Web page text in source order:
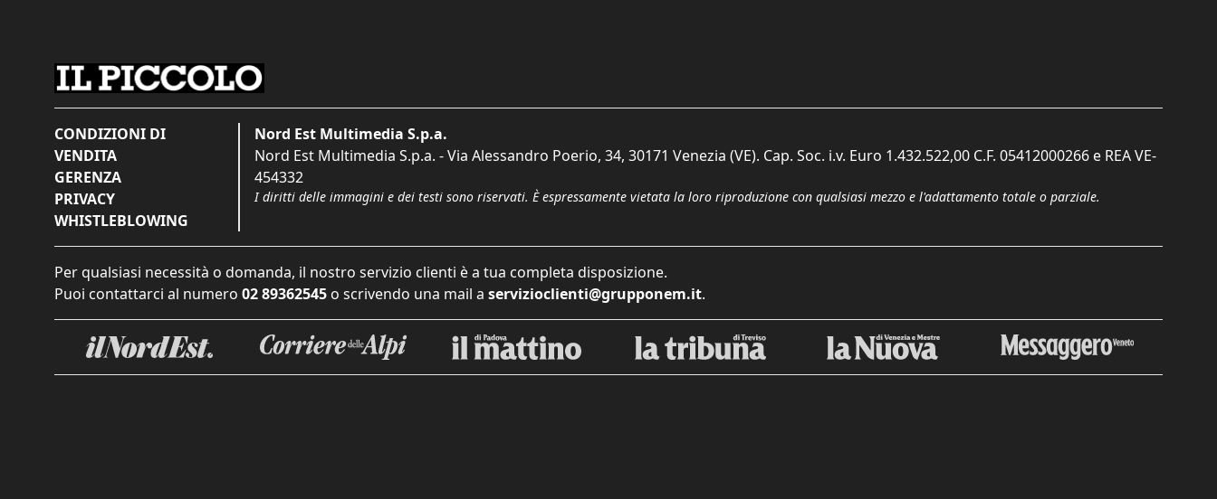
CONDIZIONI DI
VENDITA
GERENZA
PRIVACY
WHISTLEBLOWING
Nord Est Multimedia S.p.a.
Nord Est Multimedia S.p.a. - Via Alessandro Poerio, 34, 30171 Venezia (VE). Cap. Soc. i.v. Euro 1.432.522,00 C.F. 05412000266 e REA VE-
454332
I diritti delle immagini e dei testi sono riservati. È espressamente vietata la loro riproduzione con qualsiasi mezzo e l'adattamento totale o parziale.
Per qualsiasi necessità o domanda, il nostro servizio clienti è a tua completa disposizione.
Puoi contattarci al numero 02 89362545 o scrivendo una mail a servizioclienti@grupponem.it.